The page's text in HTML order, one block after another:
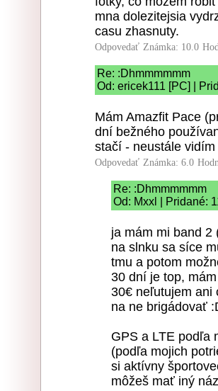
mna dolezitejsia
casu zhasnuty.
Odpovedať Známka: 10.0
Re: :Dhmmmmmm
Od: ericek111 [PC] |
Mám Amazfit Pace
dní bežného
stačí - neustále
Odpovedať Známka: 6.0
Re: :Dhmmmmmm
Od: Mxxl | Pridané:
ja mám mi band 2
na slnku sa síce
tmu a potom
30 dní je top,
30€ neľutujem ani
na ne brigádovať
GPS a LTE podľa
(podľa mojich
si aktívny
môžeš mať iný